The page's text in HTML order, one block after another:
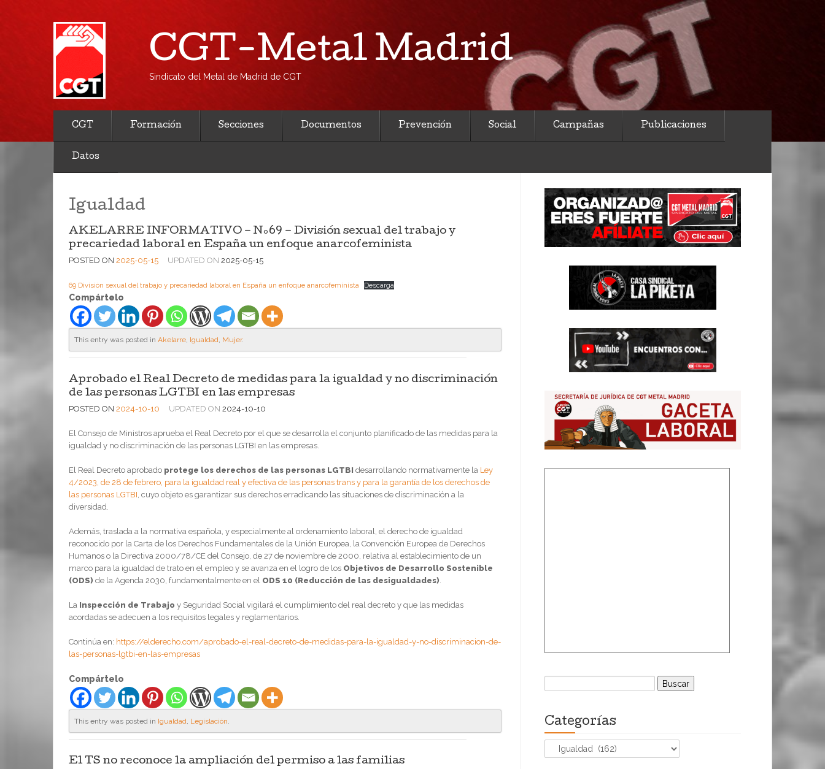
CGT-Metal Madrid
Sindicato del Metal de Madrid de CGT
CGT Formación Secciones Documentos Prevención Social Campañas Publicaciones
Datos
Igualdad
AKELARRE INFORMATIVO – Nº69 – División sexual del trabajo y
precariedad laboral en España un enfoque anarcofeminista
POSTED ON 2025-05-15 UPDATED ON 2025-05-15
69 División sexual del trabajo y precariedad laboral en España un enfoque anarcofeminista Descarga
Compártelo
This entry was posted in Akelarre, Igualdad, Mujer.
Aprobado el Real Decreto de medidas para la igualdad y no discriminación
de las personas LGTBI en las empresas
POSTED ON 2024-10-10 UPDATED ON 2024-10-10
El Consejo de Ministros aprueba el Real Decreto por el que se desarrolla el conjunto planificado de las medidas para la
igualdad y no discriminación de las personas LGTBI en las empresas.
El Real Decreto aprobado protege los derechos de las personas LGTBI desarrollando normativamente la Ley
4/2023, de 28 de febrero, para la igualdad real y efectiva de las personas trans y para la garantía de los derechos de
las personas LGTBI, cuyo objeto es garantizar sus derechos erradicando las situaciones de discriminación a la
diversidad.
Además, traslada a la normativa española, y especialmente al ordenamiento laboral, el derecho de igualdad
reconocido por la Carta de los Derechos Fundamentales de la Unión Europea, la Convención Europea de Derechos
Humanos o la Directiva 2000/78/CE del Consejo, de 27 de noviembre de 2000, relativa al establecimiento de un
marco para la igualdad de trato en el empleo y se avanza en el logro de los Objetivos de Desarrollo Sostenible
(ODS) de la Agenda 2030, fundamentalmente en el ODS 10 (Reducción de las desigualdades).
La Inspección de Trabajo y Seguridad Social vigilará el cumplimiento del real decreto y que las medidas
acordadas se adecuen a los requisitos legales y reglamentarios.
Continúa en: https://elderecho.com/aprobado-el-real-decreto-de-medidas-para-la-igualdad-y-no-discriminacion-de-
las-personas-lgtbi-en-las-empresas
Compártelo
This entry was posted in Igualdad, Legislación.
El TS no reconoce la ampliación del permiso a las familias
Buscar:
Categorías
Categorías